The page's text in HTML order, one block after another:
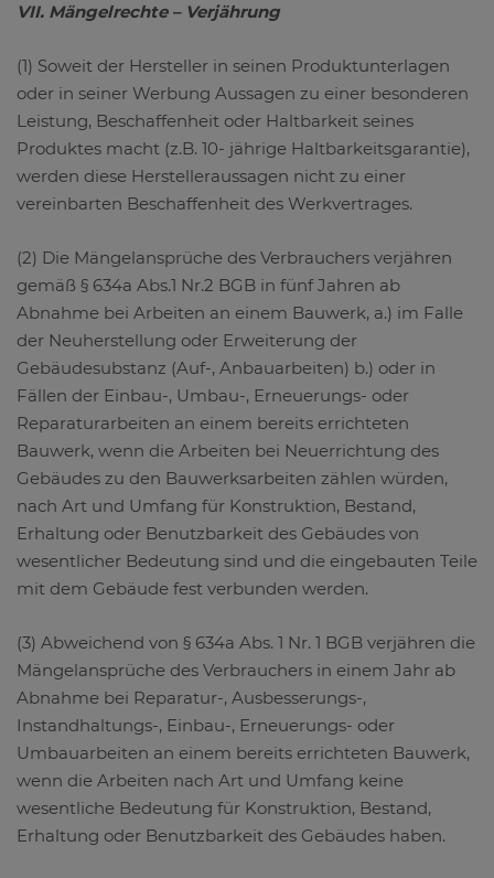
VII. Mängelrechte – Verjährung
(1) Soweit der Hersteller in seinen Produktunterlagen
oder in seiner Werbung Aussagen zu einer besonderen
Leistung, Beschaffenheit oder Haltbarkeit seines
Produktes macht (z.B. 10- jährige Haltbarkeitsgarantie),
werden diese Herstelleraussagen nicht zu einer
vereinbarten Beschaffenheit des Werkvertrages.
(2) Die Mängelansprüche des Verbrauchers verjähren
gemäß § 634a Abs.1 Nr.2 BGB in fünf Jahren ab
Abnahme bei Arbeiten an einem Bauwerk, a.) im Falle
der Neuherstellung oder Erweiterung der
Gebäudesubstanz (Auf-, Anbauarbeiten) b.) oder in
Fällen der Einbau-, Umbau-, Erneuerungs- oder
Reparaturarbeiten an einem bereits errichteten
Bauwerk, wenn die Arbeiten bei Neuerrichtung des
Gebäudes zu den Bauwerksarbeiten zählen würden,
nach Art und Umfang für Konstruktion, Bestand,
Erhaltung oder Benutzbarkeit des Gebäudes von
wesentlicher Bedeutung sind und die eingebauten Teile
mit dem Gebäude fest verbunden werden.
(3) Abweichend von § 634a Abs. 1 Nr. 1 BGB verjähren die
Mängelansprüche des Verbrauchers in einem Jahr ab
Abnahme bei Reparatur-, Ausbesserungs-,
Instandhaltungs-, Einbau-, Erneuerungs- oder
Umbauarbeiten an einem bereits errichteten Bauwerk,
wenn die Arbeiten nach Art und Umfang keine
wesentliche Bedeutung für Konstruktion, Bestand,
Erhaltung oder Benutzbarkeit des Gebäudes haben.